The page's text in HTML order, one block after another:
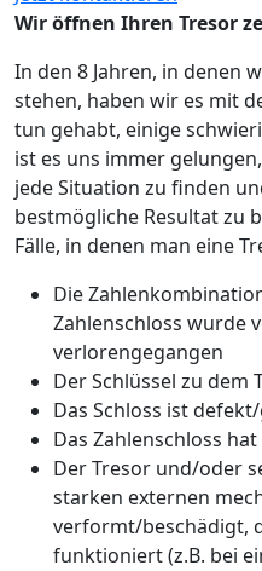
Wir öffnen Ihren Tresor
In den 8 Jahren, in denen
stehen, haben wir es mit
tun gehabt, einige
ist es uns immer
jede Situation zu finden
bestmögliche Resultat zu
Fälle, in denen man eine
Die
Zahlenschloss wurde
verlorengegangen
Der Schlüssel zu dem
Das Schloss ist
Das Zahlenschloss
Der Tresor und/oder
starken externen
verformt/beschädigt,
funktioniert (z.B. bei